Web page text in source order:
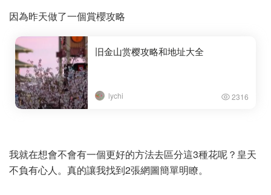
因為昨天做了一個賞櫻攻略
旧金山赏樱攻略和地址大全
lychi 2316
我就在想會不會有一個更好的方法去區分這3種花呢？皇天
不負有心人。真的讓我找到2張網圖簡單明瞭。